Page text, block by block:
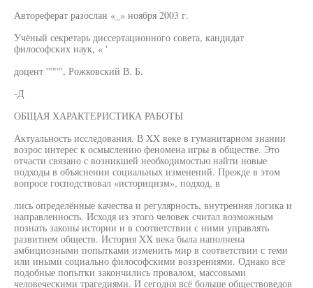
Автореферат разослан «_» ноября 2003 г.
Учёный секретарь диссертационного совета, кандидат
философских наук, « '
доцент '''"'", Рожковский В. Б.
-Д
ОБЩАЯ ХАРАКТЕРИСТИКА РАБОТЫ
Актуальность исследования. В XX веке в гуманитарном знании
возрос интерес к осмыслению феномена игры в обществе. Это
отчасти связано с возникшей необходимостью найти новые
подходы в объяснении социальных изменений. Прежде в этом
вопросе господствовал «историцизм», подход, в
лись определённые качества и регулярность, внутренняя логика и
направленность. Исходя из этого человек считал возможным
познать законы истории и в соответствии с ними управлять
развитием обществ. История XX века была наполнена
амбициозными попытками изменить мир в соответствии с теми
или иными социально философскими воззрениями. Однако все
подобные попытки закончились провалом, массовыми
человеческими трагедиями. И сегодня всё больше обществоведов